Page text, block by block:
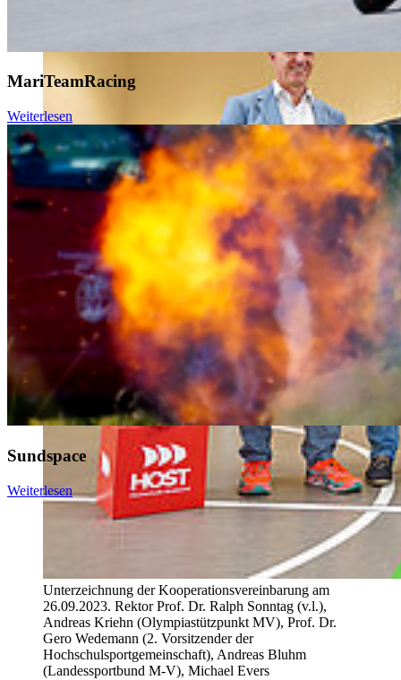
MariTeamRacing
Weiterlesen
Sundspace
Weiterlesen
Unterzeichnung der Kooperationsvereinbarung am
26.09.2023. Rektor Prof. Dr. Ralph Sonntag (v.l.),
Andreas Kriehn (Olympiastützpunkt MV), Prof. Dr.
Gero Wedemann (2. Vorsitzender der
Hochschulsportgemeinschaft), Andreas Bluhm
(Landessportbund M-V), Michael Evers